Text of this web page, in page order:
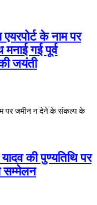
के नाम पर
गई पूर्व
जयंती
पर जमीन न देने के संकल्प के
की पुण्यतिथि पर
सम्मेलन